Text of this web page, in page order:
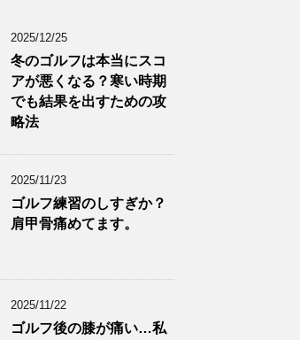
2025/12/25
冬のゴルフは本当にスコ
アが悪くなる？寒い時期
でも結果を出すための攻
略法
2025/11/23
ゴルフ練習のしすぎか？
肩甲骨痛めてます。
2025/11/22
ゴルフ後の膝が痛い…私